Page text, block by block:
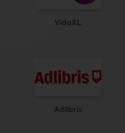
VidaXL
Adlibris